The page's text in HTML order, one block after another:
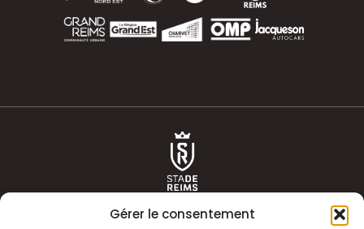
Gérer le consentement